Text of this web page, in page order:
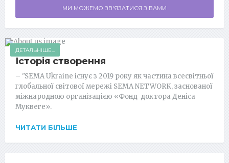
МИ МОЖЕМО ЗВ'ЯЗАТИСЯ З ВАМИ
ДЕТАЛЬНІШЕ...
Історія створення
– "SEMA Ukraine існує з 2019 року як частина всесвітньої
глобальної світової мережі SEMA NETWORK, заснованої
міжнародною організацією «Фонд доктора Деніса
Муквеге».
ЧИТАТИ БІЛЬШЕ